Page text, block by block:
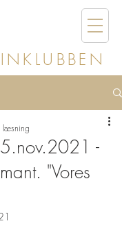
-
"Vores
læsning